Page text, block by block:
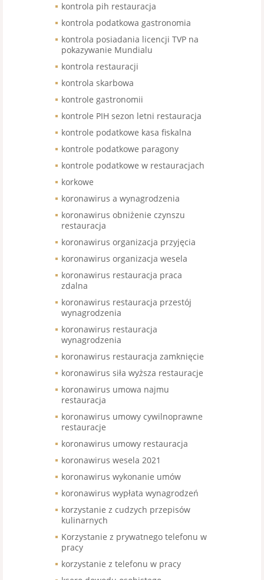
kontrola pih restauracja
kontrola podatkowa gastronomia
kontrola posiadania licencji TVP na
pokazywanie Mundialu
kontrola restauracji
kontrola skarbowa
kontrole gastronomii
kontrole PIH sezon letni restauracja
kontrole podatkowe kasa fiskalna
kontrole podatkowe paragony
kontrole podatkowe w restauracjach
korkowe
koronawirus a wynagrodzenia
koronawirus obniżenie czynszu
restauracja
koronawirus organizacja przyjęcia
koronawirus organizacja wesela
koronawirus restauracja praca
zdalna
koronawirus restauracja przestój
wynagrodzenia
koronawirus restauracja
wynagrodzenia
koronawirus restauracja zamknięcie
koronawirus siła wyższa restauracje
koronawirus umowa najmu
restauracja
koronawirus umowy cywilnoprawne
restauracje
koronawirus umowy restauracja
koronawirus wesela 2021
koronawirus wykonanie umów
koronawirus wypłata wynagrodzeń
korzystanie z cudzych przepisów
kulinarnych
Korzystanie z prywatnego telefonu w
pracy
korzystanie z telefonu w pracy